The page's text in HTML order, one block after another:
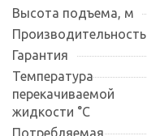
Высота подъема, м
Производительность
Гарантия
Температура
перекачиваемой
жидкости °С
Потребляемая